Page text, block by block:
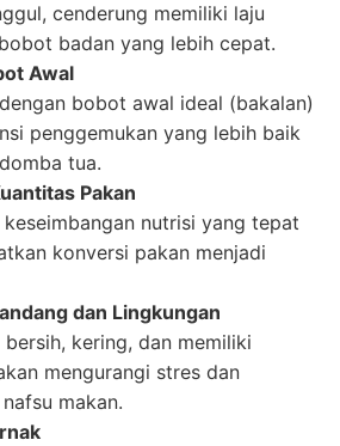
cenderung memiliki laju
badan yang lebih cepat.
Awal
bobot awal ideal (bakalan)
penggemukan yang lebih baik
tua.
Pakan
keseimbangan nutrisi yang tepat
konversi pakan menjadi
dan Lingkungan
bersih, kering, dan memiliki
mengurangi stres dan
makan.